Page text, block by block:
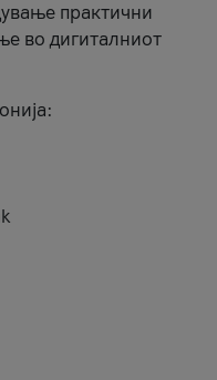
практични
во дигиталниот